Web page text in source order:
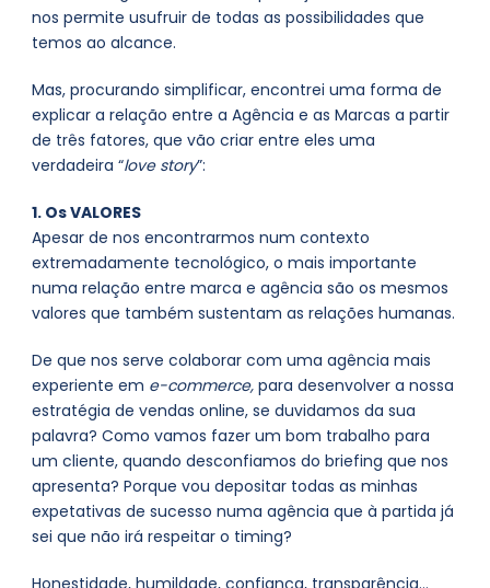
nos permite usufruir de todas as possibilidades que
temos ao alcance.
Mas, procurando simplificar, encontrei uma forma de
explicar a relação entre a Agência e as Marcas a partir
de três fatores, que vão criar entre eles uma
verdadeira “love story”:
1. Os VALORES
Apesar de nos encontrarmos num contexto
extremadamente tecnológico, o mais importante
numa relação entre marca e agência são os mesmos
valores que também sustentam as relações humanas.
De que nos serve colaborar com uma agência mais
experiente em e-commerce, para desenvolver a nossa
estratégia de vendas online, se duvidamos da sua
palavra? Como vamos fazer um bom trabalho para
um cliente, quando desconfiamos do briefing que nos
apresenta? Porque vou depositar todas as minhas
expetativas de sucesso numa agência que à partida já
sei que não irá respeitar o timing?